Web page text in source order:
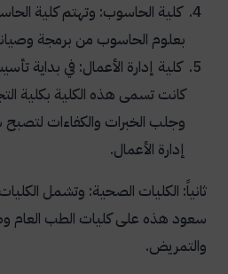
كلية الحاسوب: وتهتم كلية
بعلوم الحاسوب من برمجة
كلية إدارة الأعمال: في بداية
كانت تسمى هذه الكلية بكلية
وجلب الخبرات والكفاءات
إدارة الأعمال.
ثانياً: الكليات الصحية: وتشمل
سعود هذه على كليات الطب العام
والتمريض.